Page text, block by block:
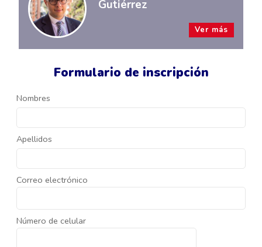
Formulario de inscripción
Nombres
Apellidos
Correo electrónico
Número de celular
Gutiérrez
Ver más